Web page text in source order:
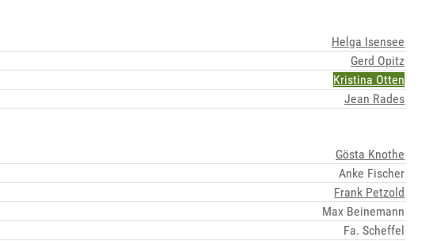
Helga Isensee
Gerd Opitz
Kristina Otten
Jean Rades
Gösta Knothe
Anke Fischer
Frank Petzold
Max Beinemann
Fa. Scheffel